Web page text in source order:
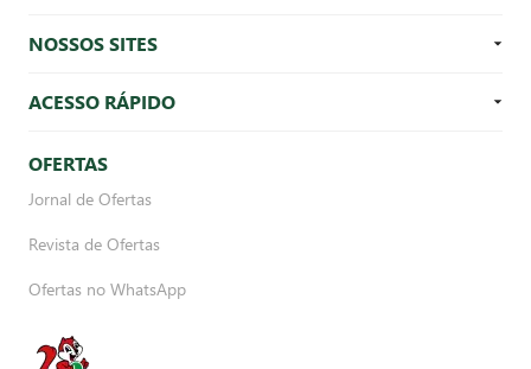
NOSSOS SITES
ACESSO RÁPIDO
OFERTAS
Jornal de Ofertas
Revista de Ofertas
Ofertas no WhatsApp